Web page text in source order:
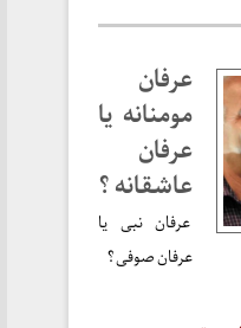
عرفان
مومنانه یا
عرفان
عاشقانه ؟
عرفان نبی یا
عرفان صوفی ؟